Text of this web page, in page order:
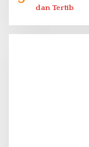
dan Tertib